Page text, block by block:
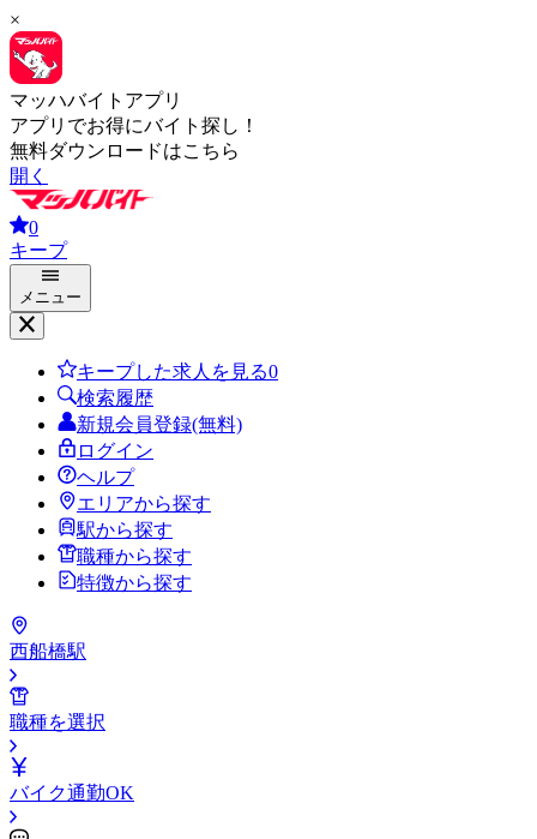
×
マッハバイトアプリ
アプリでお得にバイト探し！
無料ダウンロードはこちら
開く
0
キープ
メニュー
キープした求人を見る0
検索履歴
新規会員登録(無料)
ログイン
ヘルプ
エリアから探す
駅から探す
職種から探す
特徴から探す
西船橋駅
職種を選択
バイク通勤OK